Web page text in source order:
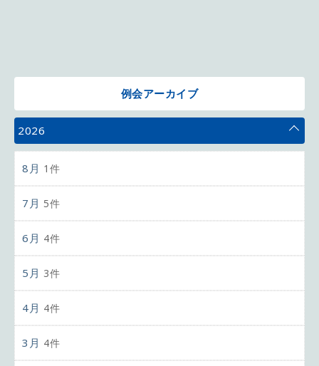
例会アーカイブ
2026
8月 1件
7月 5件
6月 4件
5月 3件
4月 4件
3月 4件